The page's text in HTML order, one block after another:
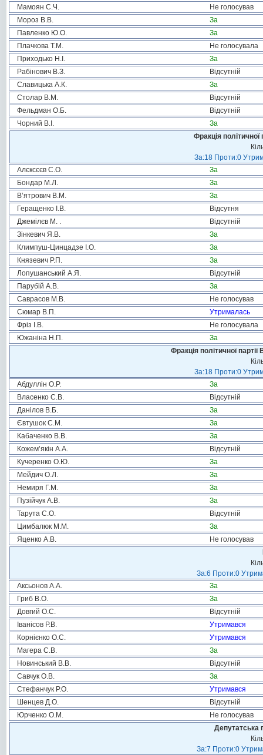
Мамоян С.Ч.
Не голосував
Мороз В.В.
За
Павленко Ю.О.
За
Плачкова Т.М.
Не голосувала
Приходько Н.І.
За
Рабінович В.З.
Відсутній
Славицька А.К.
За
Столар В.М.
Відсутній
Фельдман О.Б.
Відсутній
Чорний В.І.
За
Фракція
За:18 Проти:0
Алєксєєв С.О.
За
Бондар М.Л.
За
В’ятрович В.М.
За
Геращенко І.В.
Відсутня
Джемілєв М. .
Відсутній
Зінкевич Я.В.
За
Климпуш-Цинцадзе І.О.
За
Князевич Р.П.
За
Лопушанський А.Я.
Відсутній
Парубій А.В.
За
Саврасов М.В.
Не голосував
Сюмар В.П.
Утрималась
Фріз І.В.
Не голосувала
Южаніна Н.П.
За
Фракція політичної
За:18 Проти:0
Абдуллін О.Р.
За
Власенко С.В.
Відсутній
Данілов В.Б.
За
Євтушок С.М.
За
Кабаченко В.В.
За
Кожем’якін А.А.
Відсутній
Кучеренко О.Ю.
За
Мейдич О.Л.
За
Немиря Г.М.
За
Пузійчук А.В.
За
Тарута С.О.
Відсутній
Цимбалюк М.М.
За
Яценко А.В.
Не голосував
За:6 Проти:0
Аксьонов А.А.
За
Гриб В.О.
За
Довгий О.С.
Відсутній
Іванісов Р.В.
Утримався
Корнієнко О.С.
Утримався
Магера С.В.
За
Новинський В.В.
Відсутній
Савчук О.В.
За
Стефанчук Р.О.
Утримався
Шенцев Д.О.
Відсутній
Юрченко О.М.
Не голосував
Депутатська
За:7 Проти:0